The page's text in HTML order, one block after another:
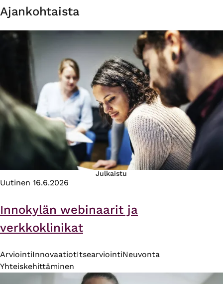
Ajankohtaista
Julkaistu
Uutinen 16.6.2026
Innokylän webinaarit ja
verkkoklinikat
ArviointiInnovaatiotItsearviointiNeuvonta
Yhteiskehittäminen